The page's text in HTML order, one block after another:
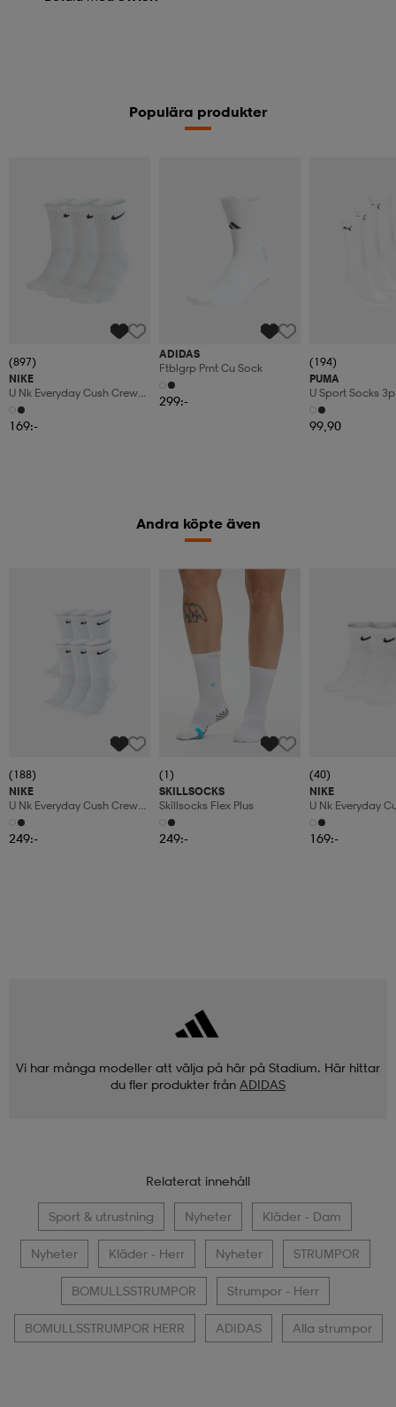
Populära produkter
(897)
NIKE
U Nk Everyday Cush Crew
3pr
169:-
ADIDAS
Ftblgrp Prnt Cu Sock
299:-
(194)
PUMA
U Sport Socks 3p
99,90
Andra köpte även
(188)
NIKE
U Nk Everyday Cush Crew
6pr-Bd
249:-
(1)
SKILLSOCKS
Skillsocks Flex Plus
249:-
(40)
NIKE
U Nk Everyday
3pr
169:-
Vi har många modeller att välja på här på Stadium. Här hittar
du fler produkter från ADIDAS
Relaterat innehåll
Sport & utrustning Nyheter Kläder - Dam
Nyheter Kläder - Herr Nyheter STRUMPOR
BOMULLSSTRUMPOR Strumpor - Herr
BOMULLSSTRUMPOR HERR ADIDAS Alla strumpor